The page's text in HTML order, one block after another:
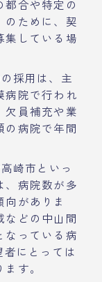
都合や特定の
のために、契
集している場
採用は、主
病院で行われ
欠員補充や業
の病院で年間
崎市といっ
、病院数が多
向がありま
などの中山間
なっている病
にとっては
す。